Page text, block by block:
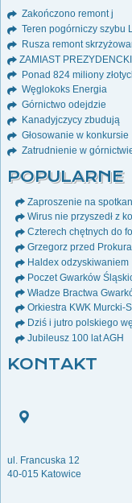
Zakończono remont j
Teren pogórniczy szybu
Rusza remont
ZAMIAST
Ponad 824 miliony
Węglokoks Energia
Górnictwo odejdzie
Kanadyjczycy zbudują
Głosowanie w konkursie
Zatrudnienie w
POPULARNE
Zaproszenie na
Wirus nie przyszedł z
Czterech chętnych do
Grzegorz przed
Haldex odzyskiwaniem
Poczet Gwarków
Władze Bractwa
Orkiestra KWK Murcki-
Dziś i jutro polskiego
Jubileusz 100 lat AGH
KONTAKT
ul. Francuska 12
40-015 Katowice